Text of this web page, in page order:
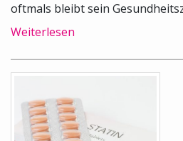
oftmals bleibt sein
Weiterlesen